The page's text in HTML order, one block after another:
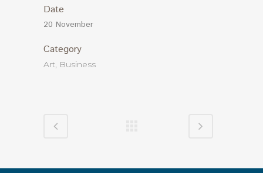
Date
20 November
Category
Art, Business